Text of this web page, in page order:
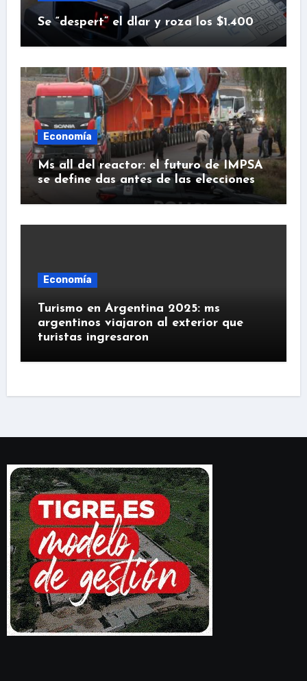
Se “despert” el dlar y roza los $1.400
Economía
Ms all del reactor: el futuro de IMPSA
se define das antes de las elecciones
Economía
Turismo en Argentina 2025: ms
argentinos viajaron al exterior que
turistas ingresaron